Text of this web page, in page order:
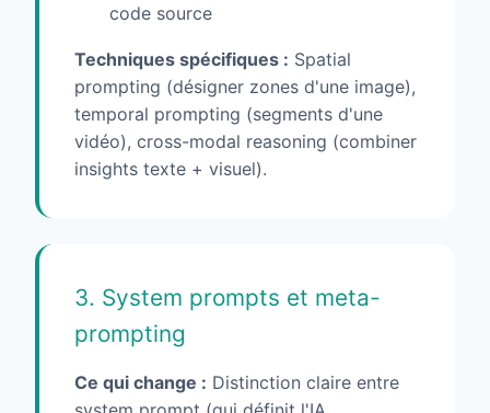
code source
Techniques spécifiques : Spatial
prompting (désigner zones d'une image),
temporal prompting (segments d'une
vidéo), cross-modal reasoning (combiner
insights texte + visuel).
3. System prompts et meta-
prompting
Ce qui change : Distinction claire entre